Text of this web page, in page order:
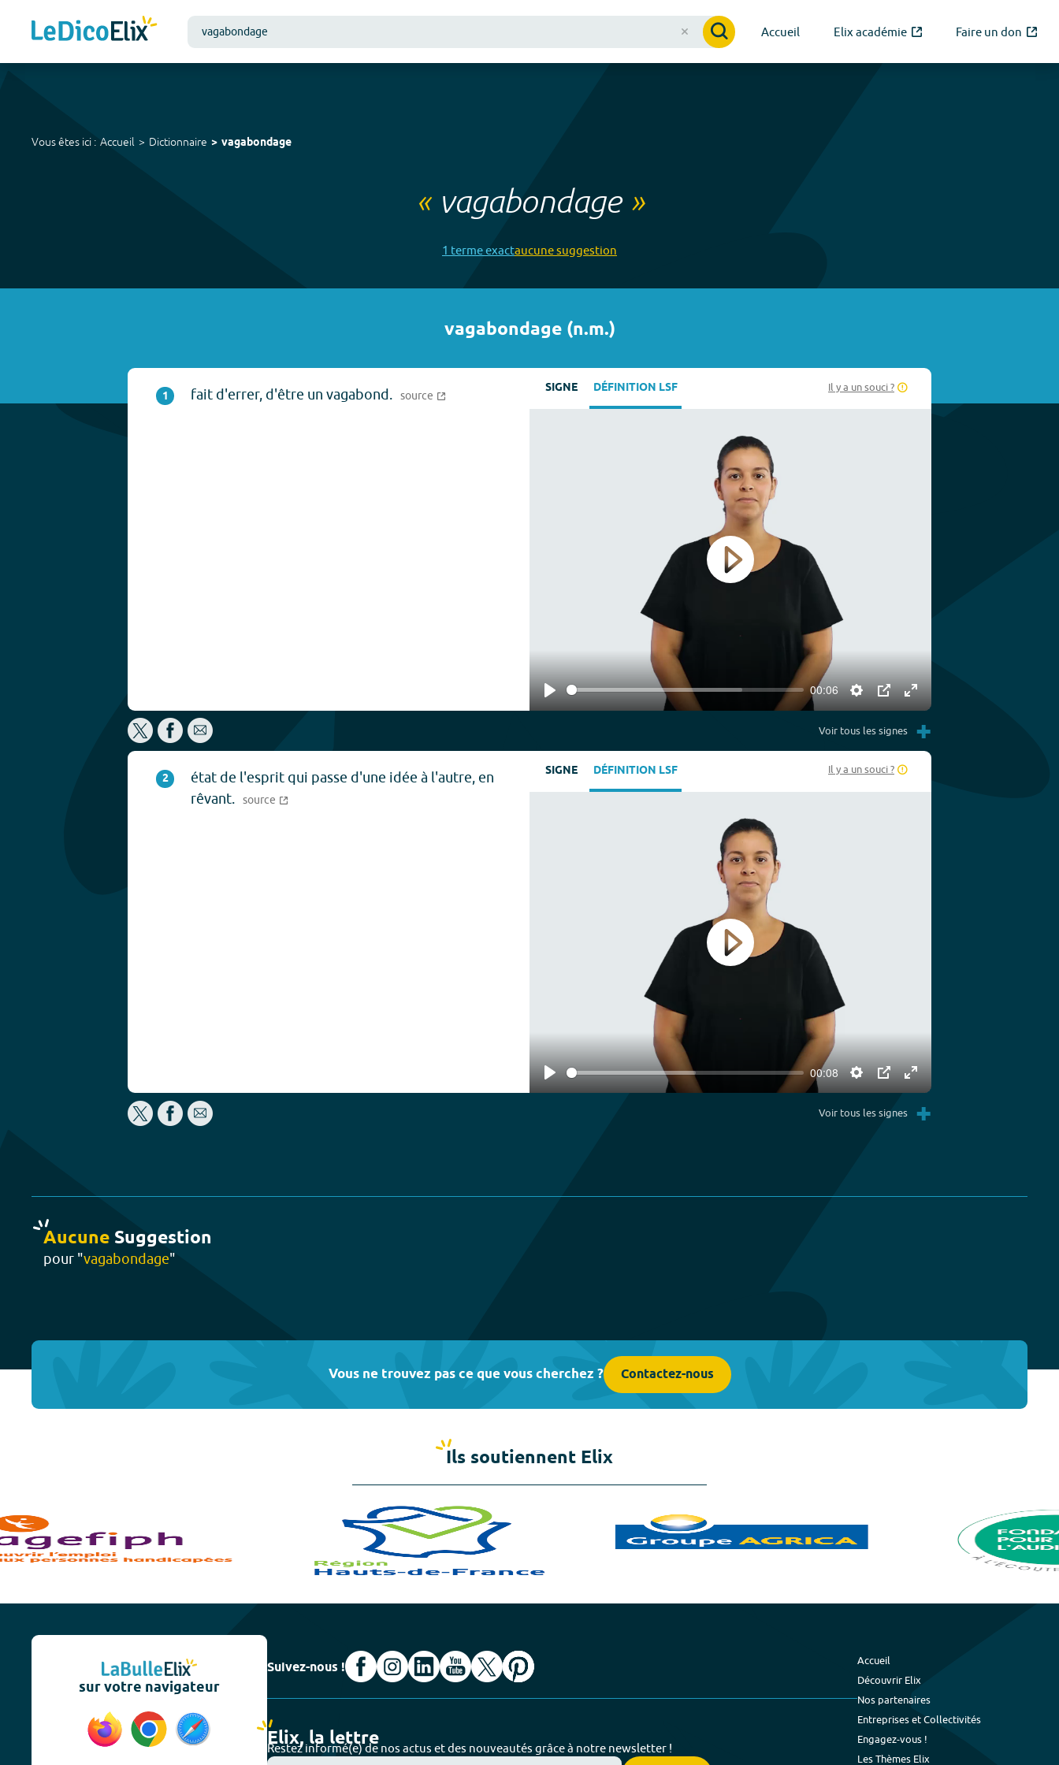
Accueil Elix académie Faire un don
Vous êtes ici : Accueil Dictionnaire vagabondage
« vagabondage»
1 termeexactaucunesuggestion
vagabondage(n.m.)
1 fait d'errer, d'être un vagabond. source SIGNE DÉFINITION LSF Il y a un souci ?
Play
00:06
Settings
PIP Enter
fullscreen
Play
Voir tous les signes +
2
état de l'esprit qui passe d'une idée à l'autre, en
rêvant. source
SIGNE DÉFINITION LSF Il y a un souci ?
Play
00:08
Settings
PIP Enter
fullscreen
Play
Voir tous les signes +
Aucune Suggestion
pour "vagabondage"
Vous ne trouvez pas ce que vous cherchez ? Contactez-nous
Ils soutiennent Elix
sur votre navigateur
Suivez-nous !
Elix, la lettre
Restez informé(e) de nos actus et des nouveautés grâce à notre newsletter !
Accueil
Découvrir Elix
Nos partenaires
Entreprises et Collectivités
Engagez-vous !
Les Thèmes Elix